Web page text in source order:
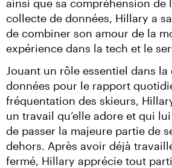
ainsi que sa compréhension de
collecte de données, Hillary a
de combiner son amour de la
expérience dans la tech et le
Jouant un rôle essentiel dans la
données pour le rapport
fréquentation des skieurs,
un travail qu’elle adore et qui
de passer la majeure partie de
dehors. Après avoir déjà
fermé, Hillary apprécie tout